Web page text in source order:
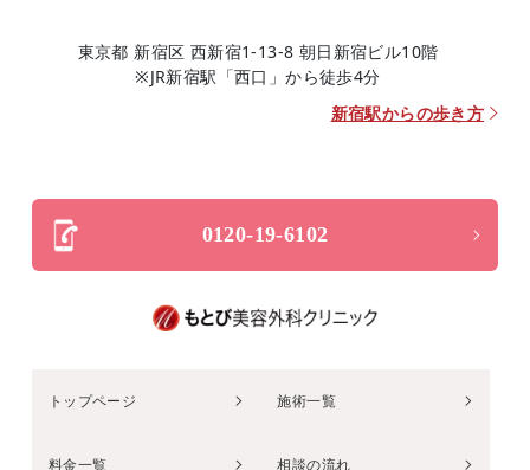
東京都 新宿区 西新宿1-13-8 朝日新宿ビル10階
※JR新宿駅「西口」から徒歩4分
新宿駅からの歩き方
0120-19-6102
トップページ 施術一覧
料金一覧 相談の流れ